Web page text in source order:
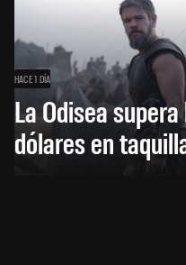
HACE 1 DÍA
La Odisea
dólares en